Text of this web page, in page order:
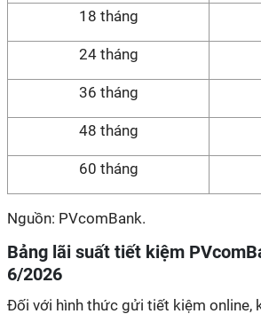
18 tháng
24 tháng
36 tháng
48 tháng
60 tháng
Nguồn: PVcomBank.
Bảng lãi suất tiết kiệm
6/2026
Đối với hình thức gửi tiết kiệm online,